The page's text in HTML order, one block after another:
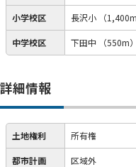
小学校区 長沢小 （1,400m
中学校区 下田中 （550m）
詳細情報
土地権利 所有権
都市計画 区域外